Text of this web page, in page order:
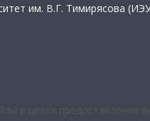
им. В.Г. Тимирясова
в целях предоставления